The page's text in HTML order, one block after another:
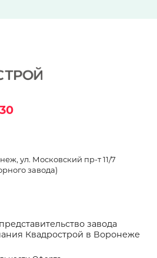
ул. Московский пр-т 11/7
завода)
завода
Квадрострой в Воронеже